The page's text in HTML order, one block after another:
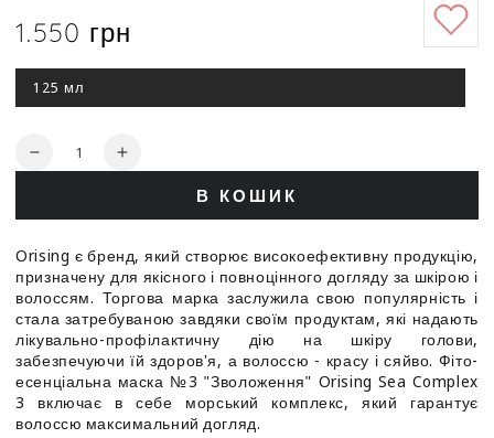
Ціна
1.550 грн
125 мл
Цей
варіант
Кількість
Зменшити
Sea
Mask
Complex
3
-
Фітоесенціальна
маска
№3
Зволоження
Збільшити
Sea
Mask
Complex
3
-
Фітоесенціальна
маска
№3
Зволоження
В КОШИК
Orising є бренд, який створює високоефективну продукцію,
призначену для якісного і повноцінного догляду за шкірою і
волоссям. Торгова марка заслужила свою популярність і
стала затребуваною завдяки своїм продуктам, які надають
лікувально-профілактичну дію на шкіру голови,
забезпечуючи їй здоров'я, а волоссю - красу і сяйво. Фіто-
есенціальна маска №3 "Зволоження" Orising Sea Complex
3 включає в себе морський комплекс, який гарантує
волоссю максимальний догляд.